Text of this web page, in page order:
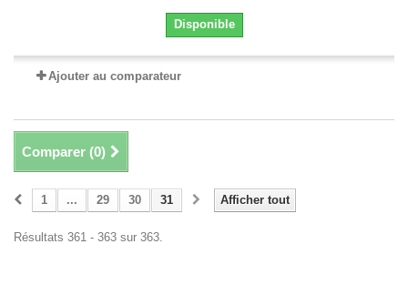
Disponible
Ajouter au comparateur
Comparer (0)
Afficher tout
1 ... 29 30 31
Résultats 361 - 363 sur 363.